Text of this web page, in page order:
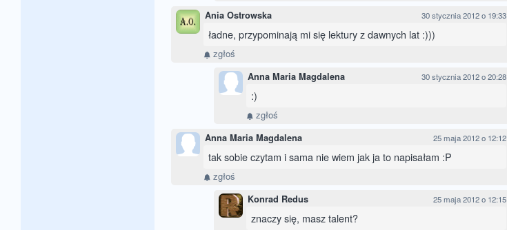
Ania Ostrowska 30 stycznia 2012 o 19:33
ładne, przypominają mi się lektury z dawnych lat :)))
zgłoś
Anna Maria Magdalena 30 stycznia 2012 o 20:28
:)
zgłoś
Anna Maria Magdalena 25 maja 2012 o 12:12
tak sobie czytam i sama nie wiem jak ja to napisałam :P
zgłoś
Konrad Redus 25 maja 2012 o 12:15
znaczy się, masz talent?